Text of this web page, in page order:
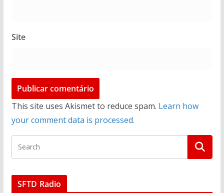
Site
This site uses Akismet to reduce spam. Learn how
your comment data is processed.
SFTD Radio